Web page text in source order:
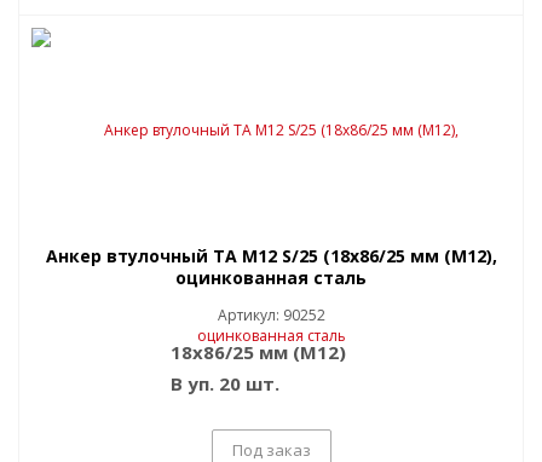
Анкер втулочный TA M12 S/25 (18x86/25 мм (M12),
оцинкованная сталь
Артикул: 90252
18x86/25 мм (M12)
В уп. 20 шт.
Под заказ